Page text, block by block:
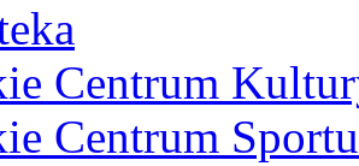
Centrum
Centrum